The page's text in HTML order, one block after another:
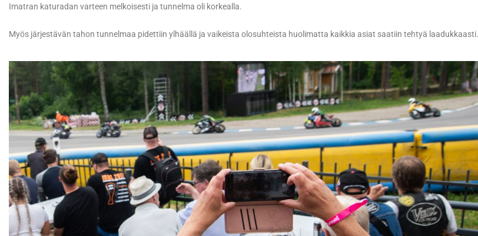
Imatran katuradan varteen melkoisesti ja tunnelma oli korkealla.
Myös järjestävän tahon tunnelmaa pidettiin ylhäällä ja vaikeista olosuhteista huolimatta kaikkia asiat saatiin tehtyä laadukkaasti.